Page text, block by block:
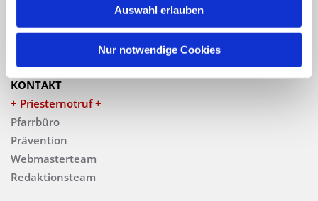
Auswahl erlauben
Nur notwendige Cookies
Gottesdienste
KONTAKT
+ Priesternotruf +
Pfarrbüro
Prävention
Webmasterteam
Redaktionsteam